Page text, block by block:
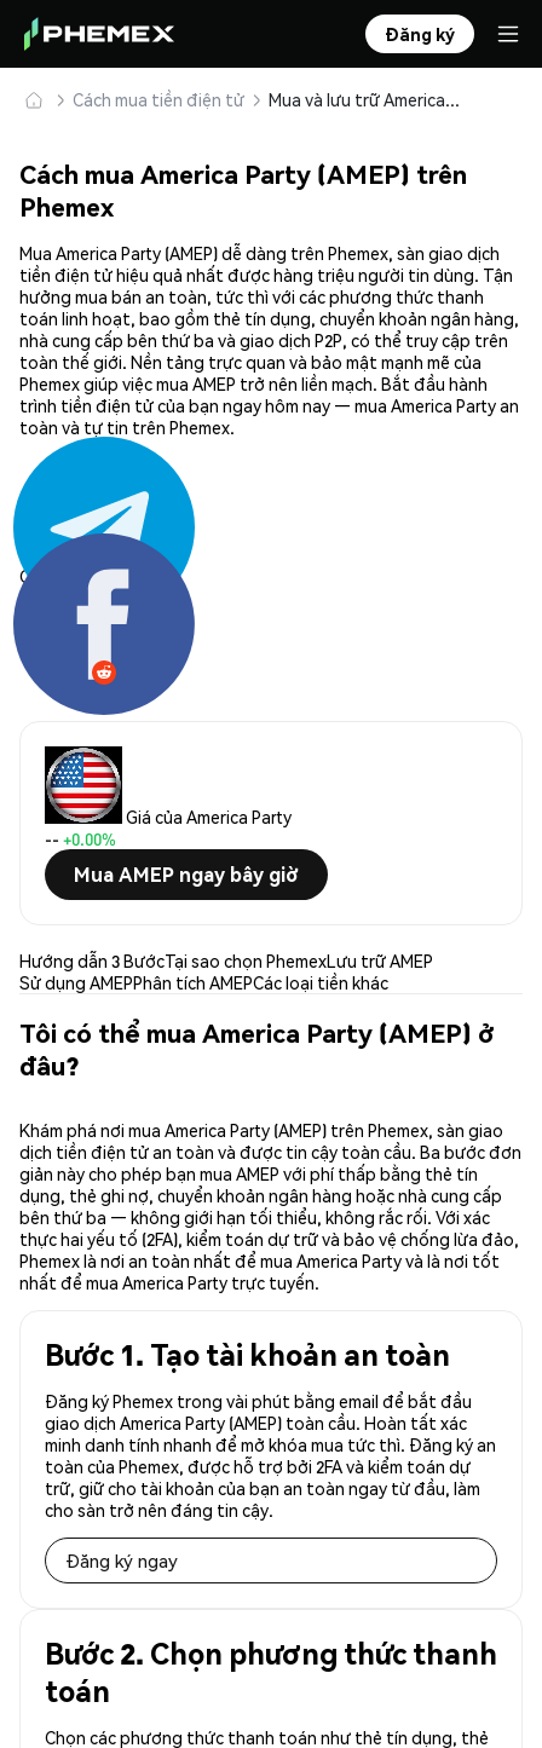
Đăng ký
Cách mua tiền điện tử Mua và lưu trữ America Party (AMEP) an toàn
Cách mua America Party (AMEP) trên
Phemex
Mua America Party (AMEP) dễ dàng trên Phemex, sàn giao dịch
tiền điện tử hiệu quả nhất được hàng triệu người tin dùng. Tận
hưởng mua bán an toàn, tức thì với các phương thức thanh
toán linh hoạt, bao gồm thẻ tín dụng, chuyển khoản ngân hàng,
nhà cung cấp bên thứ ba và giao dịch P2P, có thể truy cập trên
toàn thế giới. Nền tảng trực quan và bảo mật mạnh mẽ của
Phemex giúp việc mua AMEP trở nên liền mạch. Bắt đầu hành
trình tiền điện tử của bạn ngay hôm nay — mua America Party an
toàn và tự tin trên Phemex.
Chia sẻ:
Giá của America Party
-- +0.00%
Mua AMEP ngay bây giờ
Hướng dẫn 3 BướcTại sao chọn PhemexLưu trữ AMEP
Sử dụng AMEPPhân tích AMEPCác loại tiền khác
Tôi có thể mua America Party (AMEP) ở
đâu?
Khám phá nơi mua America Party (AMEP) trên Phemex, sàn giao
dịch tiền điện tử an toàn và được tin cậy toàn cầu. Ba bước đơn
giản này cho phép bạn mua AMEP với phí thấp bằng thẻ tín
dụng, thẻ ghi nợ, chuyển khoản ngân hàng hoặc nhà cung cấp
bên thứ ba — không giới hạn tối thiểu, không rắc rối. Với xác
thực hai yếu tố (2FA), kiểm toán dự trữ và bảo vệ chống lừa đảo,
Phemex là nơi an toàn nhất để mua America Party và là nơi tốt
nhất để mua America Party trực tuyến.
Bước 1. Tạo tài khoản an toàn
Đăng ký Phemex trong vài phút bằng email để bắt đầu
giao dịch America Party (AMEP) toàn cầu. Hoàn tất xác
minh danh tính nhanh để mở khóa mua tức thì. Đăng ký an
toàn của Phemex, được hỗ trợ bởi 2FA và kiểm toán dự
trữ, giữ cho tài khoản của bạn an toàn ngay từ đầu, làm
cho sàn trở nên đáng tin cậy.
Đăng ký ngay
Bước 2. Chọn phương thức thanh
toán
Chọn các phương thức thanh toán như thẻ tín dụng, thẻ